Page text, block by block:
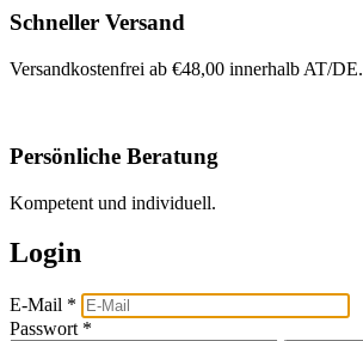
Schneller Versand
Versandkostenfrei ab €48,00 innerhalb AT/DE.
Persönliche Beratung
Kompetent und individuell.
Login
E-Mail *
Passwort *